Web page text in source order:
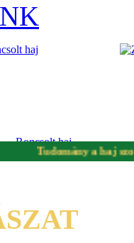
Roncsolt haj
Tudomány a haj